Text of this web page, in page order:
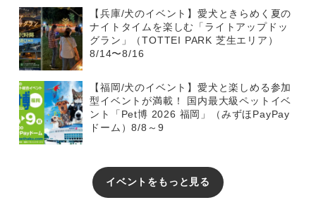
【兵庫/犬のイベント】愛犬ときらめく夏の
ナイトタイムを楽しむ「ライトアップドッ
グラン」（TOTTEI PARK 芝生エリア）
8/14〜8/16
【福岡/犬のイベント】愛犬と楽しめる参加
型イベントが満載！ 国内最大級ペットイベ
ント「Pet博 2026 福岡」（みずほPayPay
ドーム）8/8～9
イベントをもっと見る